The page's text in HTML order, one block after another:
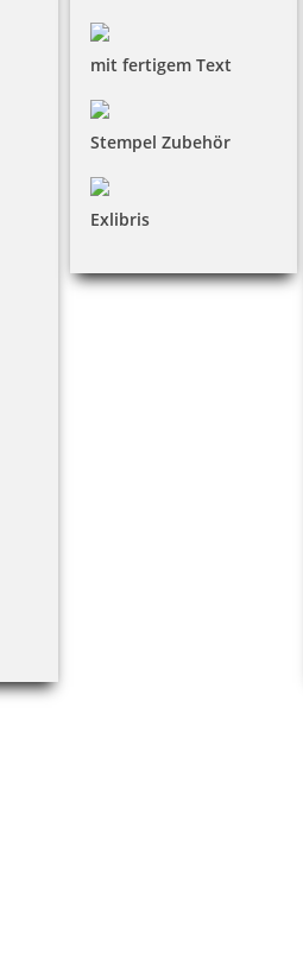
mit fertigem Text
Stempel Zubehör
Exlibris